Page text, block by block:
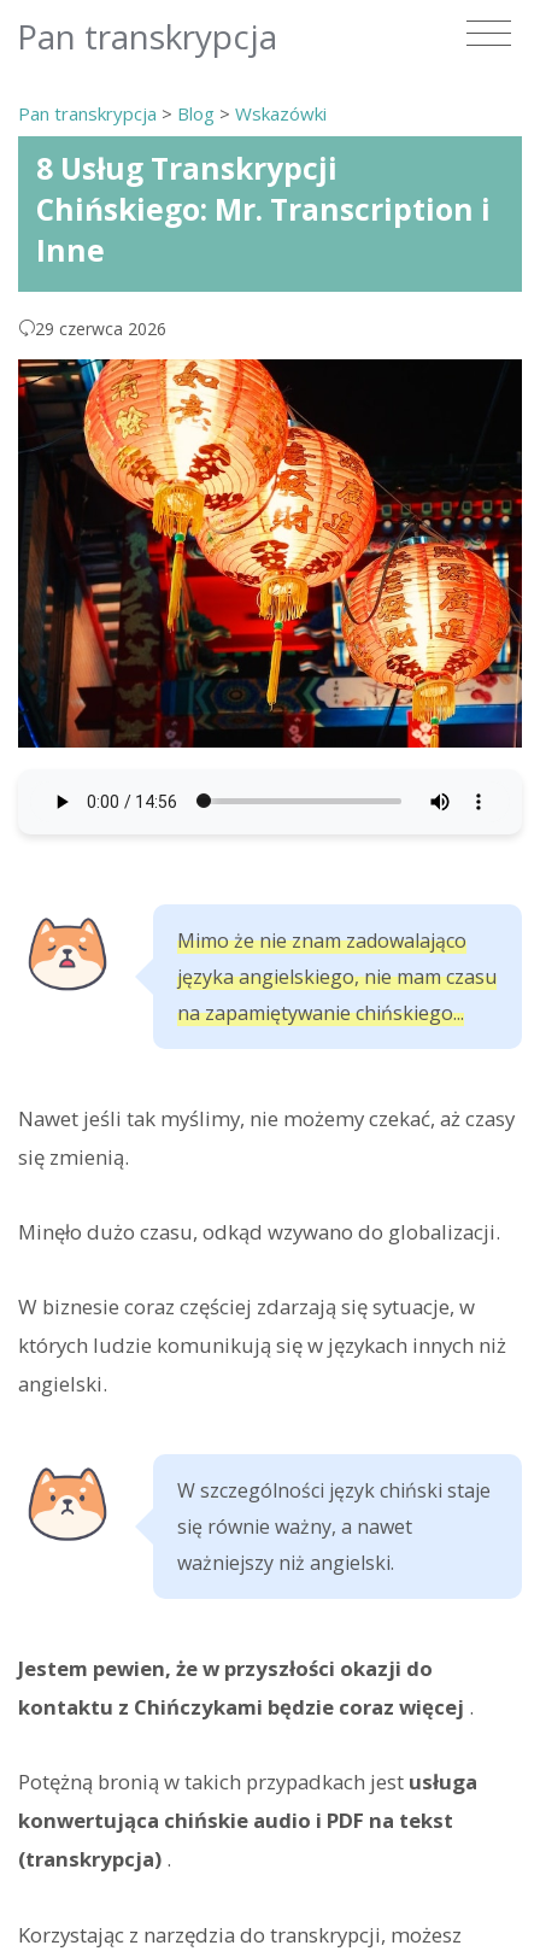
Pan transkrypcja
Pan transkrypcja > Blog > Wskazówki
8 Usług Transkrypcji
Chińskiego: Mr. Transcription i
Inne
29 czerwca 2026
Mimo że nie znam zadowalająco
języka angielskiego, nie mam czasu
na zapamiętywanie chińskiego...
Nawet jeśli tak myślimy, nie możemy czekać, aż czasy
się zmienią.
Minęło dużo czasu, odkąd wzywano do globalizacji.
W biznesie coraz częściej zdarzają się sytuacje, w
których ludzie komunikują się w językach innych niż
angielski.
W szczególności język chiński staje
się równie ważny, a nawet
ważniejszy niż angielski.
Jestem pewien, że w przyszłości okazji do
kontaktu z Chińczykami będzie coraz więcej .
Potężną bronią w takich przypadkach jest usługa
konwertująca chińskie audio i PDF na tekst
(transkrypcja) .
Korzystając z narzędzia do transkrypcji, możesz